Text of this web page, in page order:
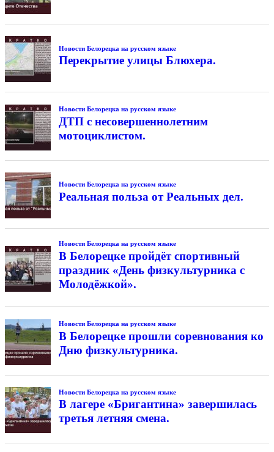
Новости Белорецка на русском языке
Перекрытие улицы Блюхера.
Новости Белорецка на русском языке
ДТП с несовершеннолетним
мотоциклистом.
Новости Белорецка на русском языке
Реальная польза от Реальных дел.
Новости Белорецка на русском языке
В Белорецке пройдёт спортивный
праздник «День физкультурника с
Молодёжкой».
Новости Белорецка на русском языке
В Белорецке прошли соревнования ко
Дню физкультурника.
Новости Белорецка на русском языке
В лагере «Бригантина» завершилась
третья летняя смена.